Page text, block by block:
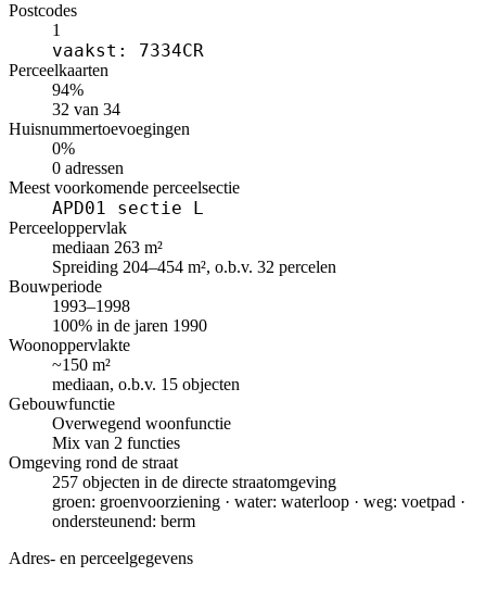
Postcodes
1
vaakst: 7334CR
Perceelkaarten
94%
32 van 34
Huisnummertoevoegingen
0%
0 adressen
Meest voorkomende perceelsectie
APD01 sectie L
Perceeloppervlak
mediaan 263 m²
Spreiding 204–454 m², o.b.v. 32 percelen
Bouwperiode
1993–1998
100% in de jaren 1990
Woonoppervlakte
~150 m²
mediaan, o.b.v. 15 objecten
Gebouwfunctie
Overwegend woonfunctie
Mix van 2 functies
Omgeving rond de straat
257 objecten in de directe straatomgeving
groen: groenvoorziening · water: waterloop · weg: voetpad ·
ondersteunend: berm
Adres- en perceelgegevens